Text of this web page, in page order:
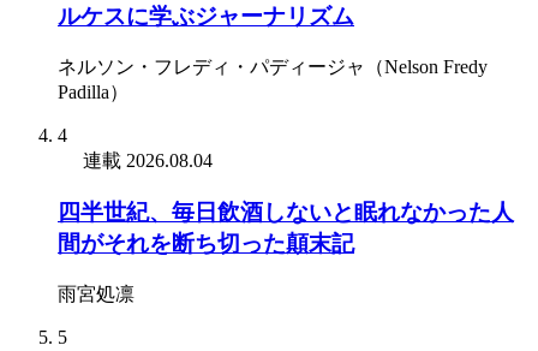
ルケスに学ぶジャーナリズム
ネルソン・フレディ・パディージャ（Nelson Fredy
Padilla）
4
連載 2026.08.04
四半世紀、毎日飲酒しないと眠れなかった人
間がそれを断ち切った顛末記
雨宮処凛
5